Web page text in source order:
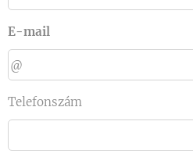
E-mail
Telefonszám